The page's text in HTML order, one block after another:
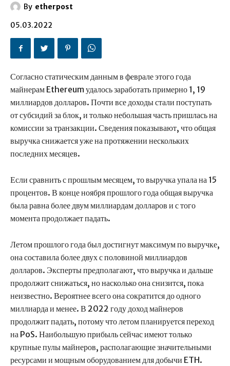
By etherpost
05.03.2022
Согласно статическим данным в феврале этого года
майнерам Ethereum удалось заработать примерно 1, 19
миллиардов долларов. Почти все доходы стали поступать
от субсидий за блок, и только небольшая часть пришлась на
комиссии за транзакции. Сведения показывают, что общая
выручка снижается уже на протяжении нескольких
последних месяцев.
Если сравнить с прошлым месяцем, то выручка упала на 15
процентов. В конце ноября прошлого года общая выручка
была равна более двум миллиардам долларов и с того
момента продолжает падать.
Летом прошлого года был достигнут максимум по выручке,
она составила более двух с половиной миллиардов
долларов. Эксперты предполагают, что выручка и дальше
продолжит снижаться, но насколько она снизится, пока
неизвестно. Вероятнее всего она сократится до одного
миллиарда и менее. В 2022 году доход майнеров
продолжит падать, потому что летом планируется переход
на PoS. Наибольшую прибыль сейчас имеют только
крупные пулы майнеров, располагающие значительными
ресурсами и мощным оборудованием для добычи ETH.